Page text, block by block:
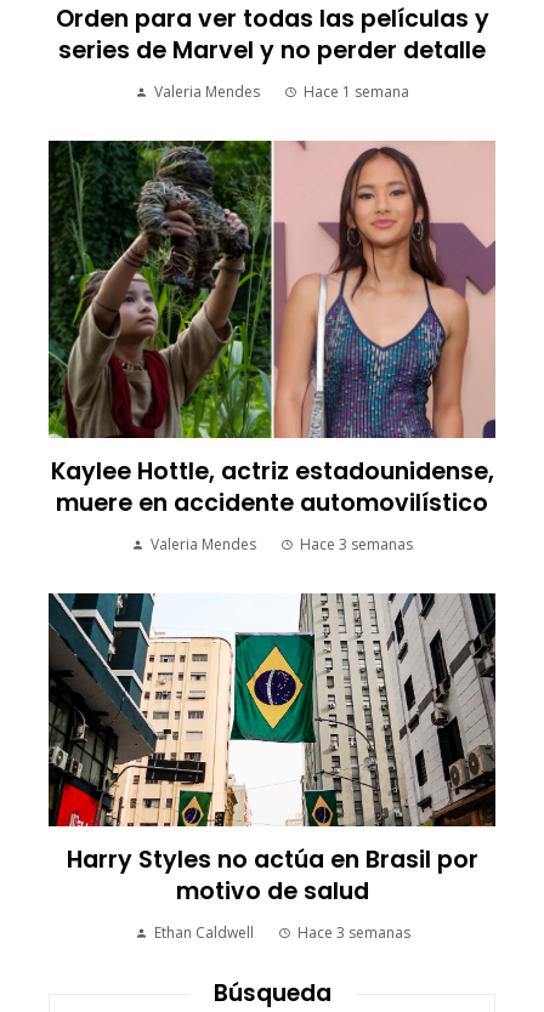
Orden para ver todas las películas y
series de Marvel y no perder detalle
Valeria Mendes Hace 1 semana
Kaylee Hottle, actriz estadounidense,
muere en accidente automovilístico
Valeria Mendes Hace 3 semanas
Harry Styles no actúa en Brasil por
motivo de salud
Ethan Caldwell Hace 3 semanas
Búsqueda